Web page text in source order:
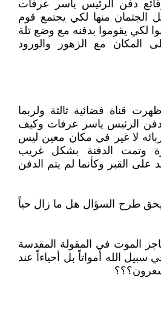
دفن الرئيس ياسر عرفات
الجثمان منها لكي يجتمع قوم
لكي يقوموا بدفنه مع وضع تلة
المكان مع الزهور والورود
قناة فضائية ثالثة ولربما
دفن الرئيس ياسر عرفات وكيف
لا غير في مكان معين ليس
وتمت الدفنة بشكل غريب
القبر وكأنما لم يتم الدفن
يحق طرح السؤال هل ما زال حياً
حاجز الموت في المقولة المقدسة
سبيل الله أمواتاً بل أحياءاً عند